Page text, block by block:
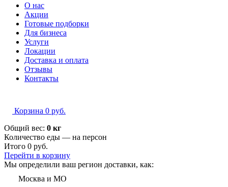
О нас
Акции
Готовые подборки
Для бизнеса
Услуги
Локации
Доставка и оплата
Отзывы
Контакты
Корзина 0 руб.
Общий вес: 0 кг
Количество еды — на персон
Итого 0 руб.
Перейти в корзину
Мы определили ваш регион доставки, как:
Москва и МО